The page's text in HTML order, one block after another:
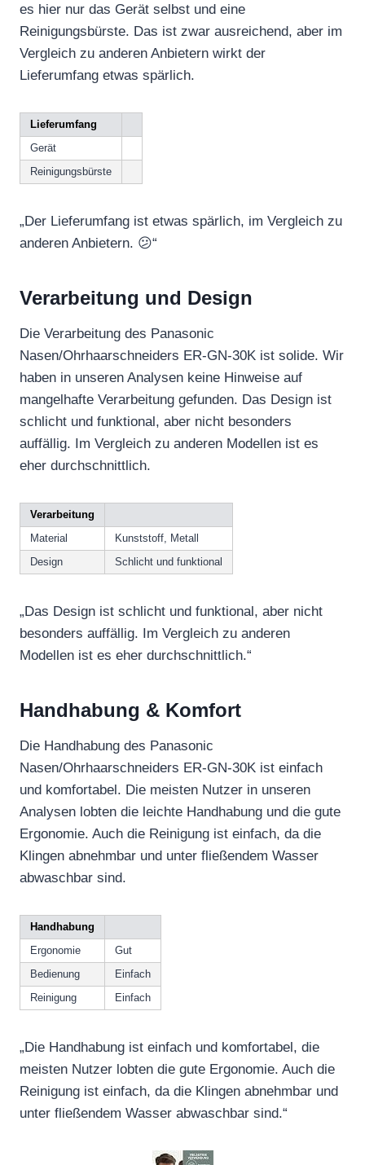
es hier nur das Gerät selbst und eine
Reinigungsbürste. Das ist zwar ausreichend, aber im
Vergleich zu anderen Anbietern wirkt der
Lieferumfang etwas spärlich.
Lieferumfang
Gerät
Reinigungsbürste
„Der Lieferumfang ist etwas spärlich, im Vergleich zu
anderen Anbietern. 😕“
Verarbeitung und Design
Die Verarbeitung des Panasonic
Nasen/Ohrhaarschneiders ER-GN-30K ist solide. Wir
haben in unseren Analysen keine Hinweise auf
mangelhafte Verarbeitung gefunden. Das Design ist
schlicht und funktional, aber nicht besonders
auffällig. Im Vergleich zu anderen Modellen ist es
eher durchschnittlich.
Verarbeitung
Material
Kunststoff, Metall
Design
Schlicht und funktional
„Das Design ist schlicht und funktional, aber nicht
besonders auffällig. Im Vergleich zu anderen
Modellen ist es eher durchschnittlich.“
Handhabung & Komfort
Die Handhabung des Panasonic
Nasen/Ohrhaarschneiders ER-GN-30K ist einfach
und komfortabel. Die meisten Nutzer in unseren
Analysen lobten die leichte Handhabung und die gute
Ergonomie. Auch die Reinigung ist einfach, da die
Klingen abnehmbar und unter fließendem Wasser
abwaschbar sind.
Handhabung
Ergonomie
Gut
Bedienung
Einfach
Reinigung
Einfach
„Die Handhabung ist einfach und komfortabel, die
meisten Nutzer lobten die gute Ergonomie. Auch die
Reinigung ist einfach, da die Klingen abnehmbar und
unter fließendem Wasser abwaschbar sind.“